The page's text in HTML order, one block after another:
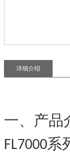
详细介绍
一、产品
FL7000系